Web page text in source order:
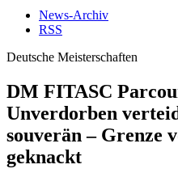
News-Archiv
RSS
Deutsche Meisterschaften
DM FITASC
Unverdorben
souverän – Grenze
geknackt